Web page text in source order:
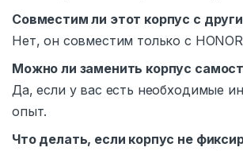
Совместим ли этот корпус с
Нет, он совместим только с HONOR
Можно ли заменить корпус
Да, если у вас есть необходимые
опыт.
Что делать, если корпус не